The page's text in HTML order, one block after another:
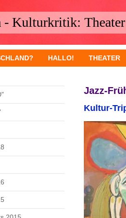
- Kulturkritik:
HALLO! THEATER
Jazz-
Kultur-